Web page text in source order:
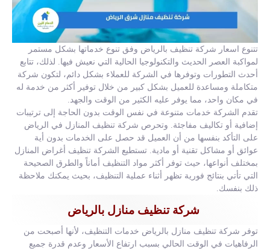
تتنوع اسعار شركة تنظيف بالرياض وفق تنوع خدماتها بشكل مستمر
لمواكبة العصر الحديث والتكنولوجيا الحالية التي نعيش فيها. لذلك، تتابع
أحدث التطورات وتوفرها في الشركة للعملاء بشكل دائم، لتكون شركة
متكاملة ومساعدة للعميل بشكل كبير من خلال توفير أكثر من خدمة له
في مكان واحد، مما يوفر عليه الكثير من الوقت والجهد.
تقدم الشركة خدمات متنوعة في نفس الوقت بدون الحاجة إلى ترتيبات
إضافية أو تكاليف مفاجئة. وتحرص شركة تنظيف المنازل في الرياض
على التأكد بنفسها من أن العميل قد حصل على الخدمات بدون أية
عوائق أو مشاكل تقنية أو مادية. تستطيع الشركة تنظيف أغراض المنازل
بمختلف أنواعها، حيث توفر أكثر مواد التنظيف أماناً والطرق الصحيحة
التي تأتي بنتائج فورية تظهر أثناء عملية التنظيف، بحيث يمكنك ملاحظة
ذلك بنفسك.
شركة تنظيف منازل بالرياض
توفر شركة تنظيف منازل بالرياض خدمات التنظيف، لأنها أصبحت من
الرفاهيات في الوقت الحالي بسبب ارتفاع الأسعار وعدم قدرة جميع